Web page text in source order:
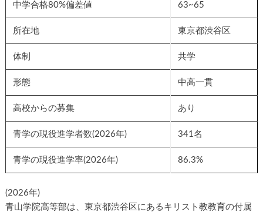
中学合格80%偏差値 63~65
所在地 東京都渋谷区
体制 共学
形態 中高一貫
高校からの募集 あり
青学の現役進学者数(2026年) 341名
青学の現役進学率(2026年) 86.3%
(2026年)
青山学院高等部は、東京都渋谷区にあるキリスト教教育の付属